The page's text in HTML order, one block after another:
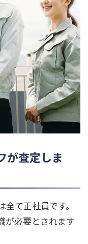
が査定しま
て正社員です。
が必要とされます